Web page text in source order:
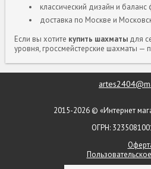
классический дизайн и баланс
доставка по Москве и
Если вы хотите купить шахматы для
уровня, гроссмейстерские шахматы —
2015-2026 © «Интернет
ОГРН: